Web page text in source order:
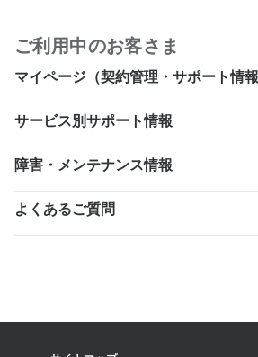
ご利用中のお客さま
マイページ（契約管理・サポート情報
サービス別サポート情報
障害・メンテナンス情報
よくあるご質問